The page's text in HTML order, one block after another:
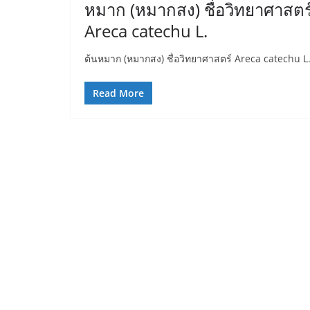
หมาก (หมากสง) ชื่อวิทยาศาสต
Areca catechu L.
ต้นหมาก (หมากสง) ชื่อวิทยาศาสตร์ Areca catechu L.
Read More